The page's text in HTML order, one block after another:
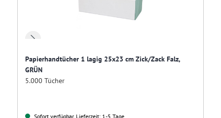
Papierhandtücher 1 lagig 25x23 cm Zick/Zack Falz,
GRÜN
5.000 Tücher
Sofort verfügbar, Lieferzeit: 1-5 Tage